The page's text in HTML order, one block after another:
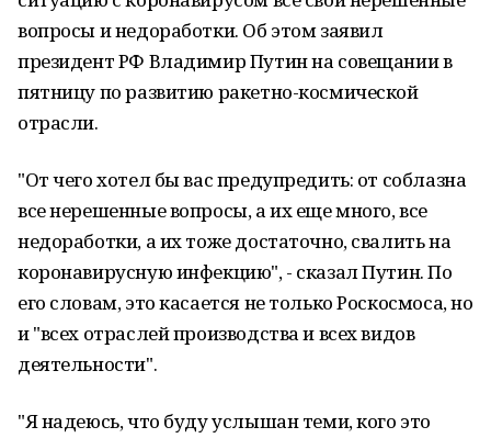
вопросы и недоработки. Об этом заявил
президент РФ Владимир Путин на совещании в
пятницу по развитию ракетно-космической
отрасли.
"От чего хотел бы вас предупредить: от соблазна
все нерешенные вопросы, а их еще много, все
недоработки, а их тоже достаточно, свалить на
коронавирусную инфекцию", - сказал Путин. По
его словам, это касается не только Роскосмоса, но
и "всех отраслей производства и всех видов
деятельности".
"Я надеюсь, что буду услышан теми, кого это